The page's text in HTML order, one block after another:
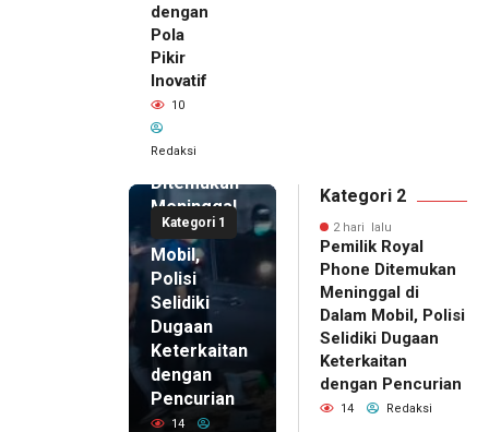
dengan
Pola
Pikir
Inovatif
10
Redaksi
Kategori 1
2 hari lalu
Pemilik
Royal
Phone
Ditemukan
Meninggal
di Dalam
Mobil,
Polisi
Selidiki
Dugaan
Keterkaitan
dengan
Pencurian
14
Kategori 2
2 hari lalu
Pemilik Royal
Phone Ditemukan
Meninggal di
Dalam Mobil, Polisi
Selidiki Dugaan
Keterkaitan
dengan Pencurian
14 Redaksi